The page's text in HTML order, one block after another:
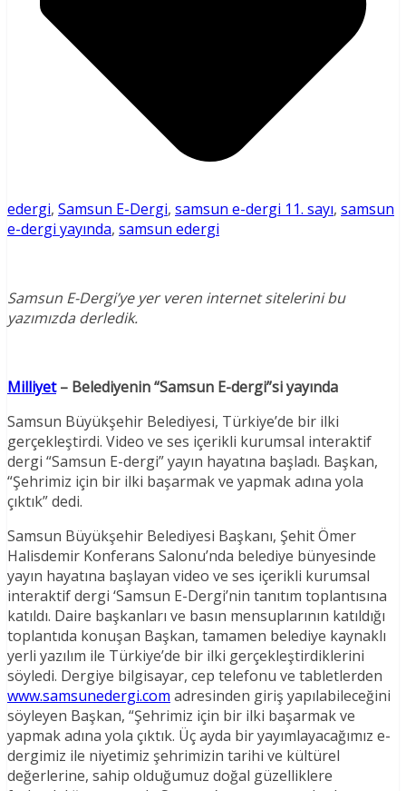
edergi, Samsun E-Dergi, samsun e-dergi 11. sayı, samsun
e-dergi yayında, samsun edergi
Samsun E-Dergi’ye yer veren internet sitelerini bu
yazımızda derledik.
Milliyet– Belediyenin “Samsun E-dergi”si yayında
Samsun Büyükşehir Belediyesi, Türkiye’de bir ilki
gerçekleştirdi. Video ve ses içerikli kurumsal interaktif
dergi “Samsun E-dergi” yayın hayatına başladı. Başkan,
“Şehrimiz için bir ilki başarmak ve yapmak adına yola
çıktık” dedi.
Samsun Büyükşehir Belediyesi Başkanı, Şehit Ömer
Halisdemir Konferans Salonu’nda belediye bünyesinde
yayın hayatına başlayan video ve ses içerikli kurumsal
interaktif dergi ‘Samsun E-Dergi’nin tanıtım toplantısına
katıldı. Daire başkanları ve basın mensuplarının katıldığı
toplantıda konuşan Başkan, tamamen belediye kaynaklı
yerli yazılım ile Türkiye’de bir ilki gerçekleştirdiklerini
söyledi. Dergiye bilgisayar, cep telefonu ve tabletlerden
www.samsunedergi.com adresinden giriş yapılabileceğini
söyleyen Başkan, “Şehrimiz için bir ilki başarmak ve
yapmak adına yola çıktık. Üç ayda bir yayımlayacağımız e-
dergimiz ile niyetimiz şehrimizin tarihi ve kültürel
değerlerine, sahip olduğumuz doğal güzelliklere